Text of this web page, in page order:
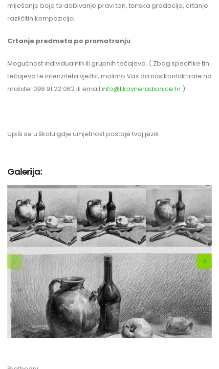
miješanje boja te dobivanje pravi ton, tonska gradacija, crtanje
različitih kompozicija.
Crtanje predmeta po promatranju
Mogućnost individualnih ili grupnih tečajeva. ( Zbog specifike tih
tečajeva te intenziteta vježbi, molimo Vas da nas kontaktirate na
mobitel 098 91 22 062 ili email info@likovneradionice.hr )
Upiši se u školu gdje umjetnost postaje tvoj jezik
Galerija: